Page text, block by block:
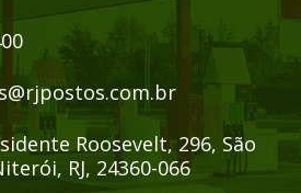
Roosevelt, 296, São
RJ, 24360-066